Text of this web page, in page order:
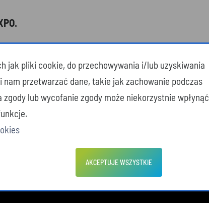
jak pliki cookie, do przechowywania i/lub uzyskiwania
przetwarzać dane, takie jak zachowanie podczas
lub wycofanie zgody może niekorzystnie wpłynąć
AKCEPTUJE WSZYSTKIE